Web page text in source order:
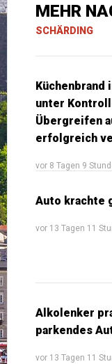
MEHR
SCHÄRDING
Küchenbrand
unter
Übergreifen
erfolgreich
vor 8 Tagen 9
Auto krachte
vor 13 Tagen 11
Alkolenker
parkendes
vor 13 Tagen 11